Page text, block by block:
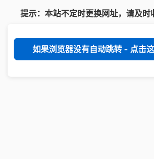
提示：本站不定时更换网址，请及时
如果浏览器没有自动跳转 - 点击